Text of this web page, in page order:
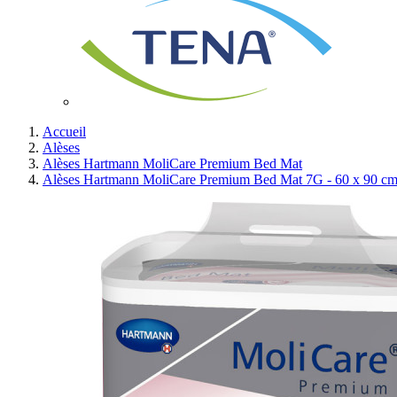
Accueil
Alèses
Alèses Hartmann MoliCare Premium Bed Mat
Alèses Hartmann MoliCare Premium Bed Mat 7G - 60 x 90 cm